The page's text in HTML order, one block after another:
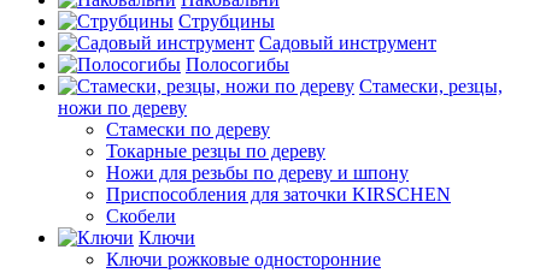
Струбцины
Садовый инструмент
Полосогибы
Стамески, резцы,
ножи по дереву
Стамески по дереву
Токарные резцы по дереву
Ножи для резьбы по дереву и шпону
Приспособления для заточки KIRSCHEN
Скобели
Ключи
Ключи рожковые односторонние